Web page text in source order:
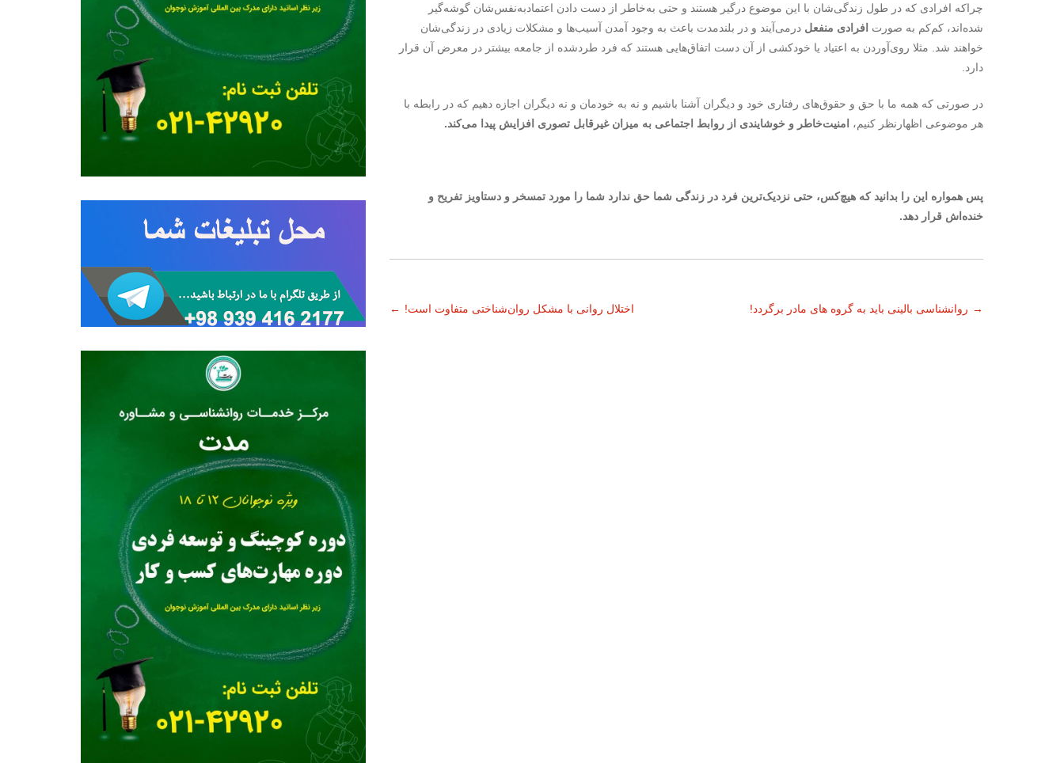
چراکه افرادی که در طول زندگی‌شان با این موضوع درگیر هستند و حتی به‌خاطر از دست دادن اعتمادبه‌نفس‌شان گوشه‌گیر
شده‌اند، کم‌کم به صورت افرادی منفعل درمی‌آیند و در بلندمدت باعث به وجود آمدن آسیب‌ها و مشکلات زیادی در زندگی‌شان
خواهند شد. مثلا روی‌آوردن به اعتیاد یا خودکشی از آن دست اتفاق‌هایی هستند که فرد طردشده از جامعه بیشتر در معرض آن قرار
دارد.
در صورتی که همه ما با حق و حقوق‌های رفتاری خود و دیگران آشنا باشیم و نه به خودمان و نه دیگران اجازه دهیم که در رابطه با
هر موضوعی اظهارنظر کنیم،
امنیت‌خاطر و خوشایندی از روابط اجتماعی به میزان غیرقابل تصوری افزایش پیدا می‌کند.
پس همواره این را بدانید که هیچ‌کس، حتی نزدیک‌ترین فرد در زندگی شما حق ندارد شما را مورد تمسخر و دستاویز تفریح و
خنده‌اش قرار دهد.
ناوبری
← اختلال روانی با مشکل روان‌شناختی متفاوت است! روانشناسی بالینی باید به گروه های مادر برگردد! →